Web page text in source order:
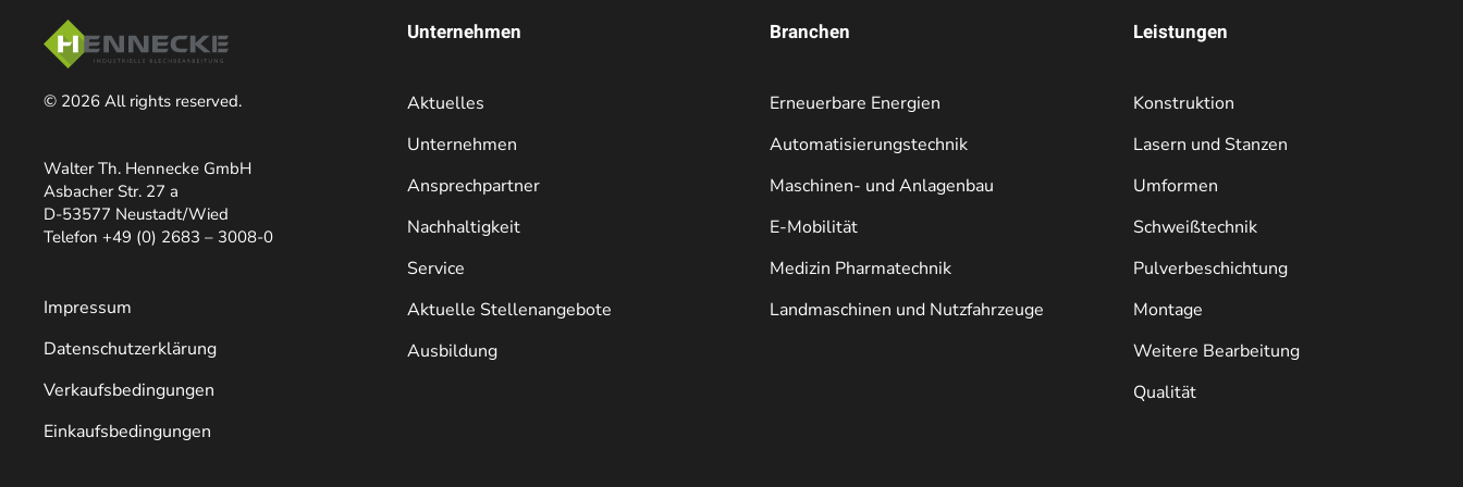
© 2026 All rights reserved.
Walter Th. Hennecke GmbH
Asbacher Str. 27 a
D-53577 Neustadt/Wied
Telefon +49 (0) 2683 – 3008-0
Impressum
Datenschutzerklärung
Verkaufsbedingungen
Einkaufsbedingungen
Unternehmen
Aktuelles
Unternehmen
Ansprechpartner
Nachhaltigkeit
Service
Aktuelle Stellenangebote
Ausbildung
Branchen
Erneuerbare Energien
Automatisierungstechnik
Maschinen- und Anlagenbau
E-Mobilität
Medizin Pharmatechnik
Landmaschinen und Nutzfahrzeuge
Leistungen
Konstruktion
Lasern und Stanzen
Umformen
Schweißtechnik
Pulverbeschichtung
Montage
Weitere Bearbeitung
Qualität